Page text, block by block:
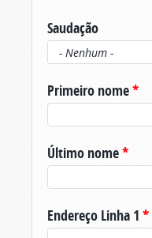
Saudação
Primeiro nome*
Último nome*
Endereço Linha 1 *